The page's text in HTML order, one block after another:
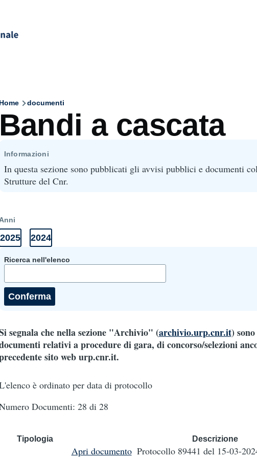
Breadcrumb
Home documenti
Bandi a cascata
Informazioni
In questa sezione sono pubblicati gli avvisi pubblici e documenti
Strutture del Cnr.
Anni
Anni
Documenti
Elenco
2025
2025
Elenco
2024
2024
Ricerca nell'elenco
segnala che nella sezione "Archivio" (archivio.urp.cnr.it)
relativi a procedure di gara, di concorso/selezioni
sito web urp.cnr.it.
è ordinato per data di protocollo
Documenti: 28 di 28
Tipologia Descrizione
Apri documento Protocollo 89441 del 15-03-